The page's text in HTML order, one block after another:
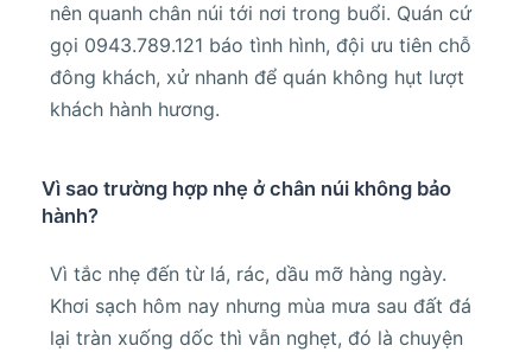
nên quanh chân núi tới nơi trong buổi. Quán cứ
gọi 0943.789.121 báo tình hình, đội ưu tiên chỗ
đông khách, xử nhanh để quán không hụt lượt
khách hành hương.
Vì sao trường hợp nhẹ ở chân núi không bảo
hành?
Vì tắc nhẹ đến từ lá, rác, dầu mỡ hàng ngày.
Khơi sạch hôm nay nhưng mùa mưa sau đất đá
lại tràn xuống dốc thì vẫn nghẹt, đó là chuyện